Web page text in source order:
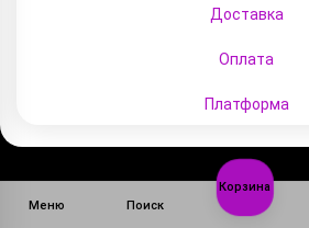
Меню Поиск
Корзина
Доставка
Оплата
Платформа